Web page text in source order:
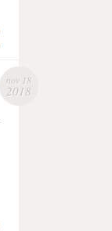
nov 18
2018